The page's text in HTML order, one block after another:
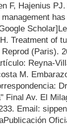
F, Hajenius
has
Scholar]
Treatment of
(Paris).
Reyna-
M.
Final Av. El
. Email:
Publicación